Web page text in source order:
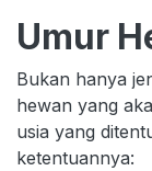
Umur
Bukan hanya
hewan yang
usia yang
ketentuannya: